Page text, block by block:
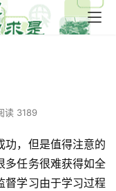
读 3189
功，但是值得注意的
多任务很难获得如全
督学习由于学习过程